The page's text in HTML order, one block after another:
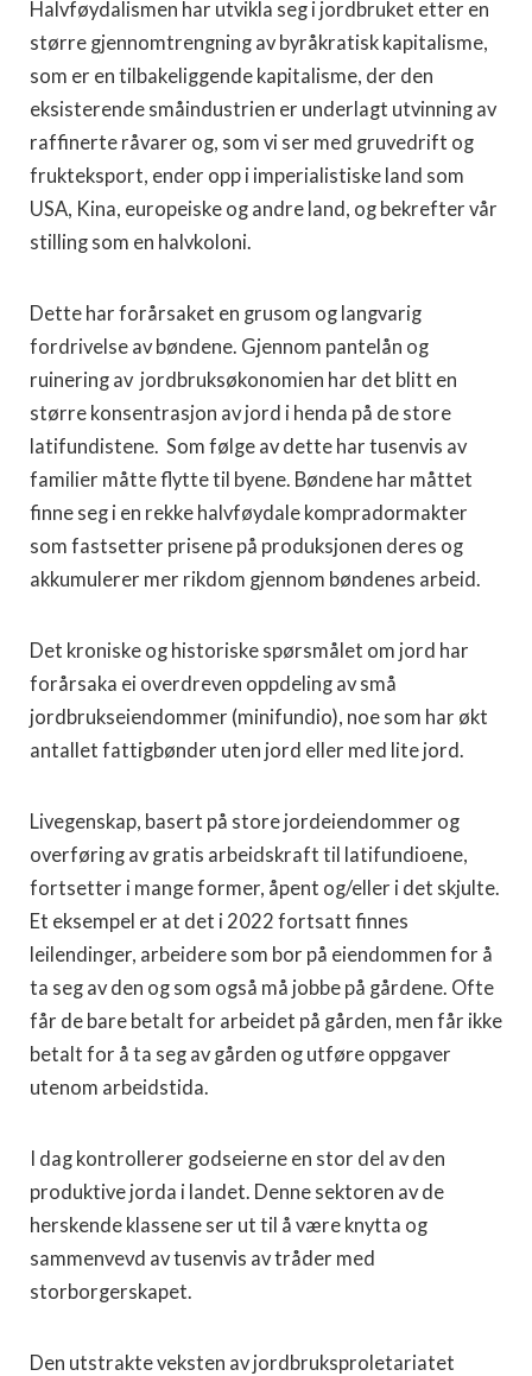
Halvføydalismen har utvikla seg i jordbruket etter en
større gjennomtrengning av byråkratisk kapitalisme,
som er en tilbakeliggende kapitalisme, der den
eksisterende småindustrien er underlagt utvinning av
raffinerte råvarer og, som vi ser med gruvedrift og
frukteksport, ender opp i imperialistiske land som
USA, Kina, europeiske og andre land, og bekrefter vår
stilling som en halvkoloni.
Dette har forårsaket en grusom og langvarig
fordrivelse av bøndene. Gjennom pantelån og
ruinering av jordbruksøkonomien har det blitt en
større konsentrasjon av jord i henda på de store
latifundistene. Som følge av dette har tusenvis av
familier måtte flytte til byene. Bøndene har måttet
finne seg i en rekke halvføydale kompradormakter
som fastsetter prisene på produksjonen deres og
akkumulerer mer rikdom gjennom bøndenes arbeid.
Det kroniske og historiske spørsmålet om jord har
forårsaka ei overdreven oppdeling av små
jordbrukseiendommer (minifundio), noe som har økt
antallet fattigbønder uten jord eller med lite jord.
Livegenskap, basert på store jordeiendommer og
overføring av gratis arbeidskraft til latifundioene,
fortsetter i mange former, åpent og/eller i det skjulte.
Et eksempel er at det i 2022 fortsatt finnes
leilendinger, arbeidere som bor på eiendommen for å
ta seg av den og som også må jobbe på gårdene. Ofte
får de bare betalt for arbeidet på gården, men får ikke
betalt for å ta seg av gården og utføre oppgaver
utenom arbeidstida.
I dag kontrollerer godseierne en stor del av den
produktive jorda i landet. Denne sektoren av de
herskende klassene ser ut til å være knytta og
sammenvevd av tusenvis av tråder med
storborgerskapet.
Den utstrakte veksten av jordbruksproletariatet